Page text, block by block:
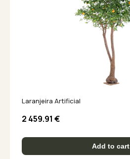
Laranjeira Artificial
2 459.91 €
Add to cart